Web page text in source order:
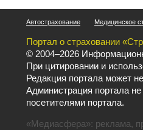
Автострахование Медицинское
Портал о страховании
© 2004–2026
При цитировании и
Редакция портала может
Администрация портала
посетителями портала.
«Медиасфера»: реклама,